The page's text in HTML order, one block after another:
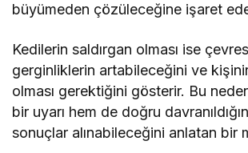
büyümeden çözüleceğine işaret
Kedilerin saldırgan olması ise
gerginliklerin artabileceğini ve
olması gerektiğini gösterir. Bu
bir uyarı hem de doğru
sonuçlar alınabileceğini anlatan bir